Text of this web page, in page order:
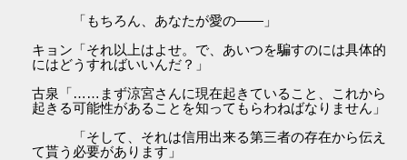
「もちろん、あなたが愛の――」
キョン「それ以上はよせ。で、あいつを騙すのには具体的
にはどうすればいいんだ？」
古泉「……まず涼宮さんに現在起きていること、これから
起きる可能性があることを知ってもらわねばなりません」
「そして、それは信用出来る第三者の存在から伝え
て貰う必要があります」